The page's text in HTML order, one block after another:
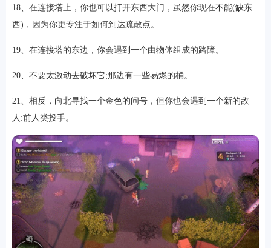
18、在连接塔上，你也可以打开东西大门，虽然你现在不能(缺东
西)，因为你更专注于如何到达疏散点。
19、在连接塔的东边，你会遇到一个由物体组成的路障。
20、不要太激动去破坏它;那边有一些易燃的桶。
21、相反，向北寻找一个金色的问号，但你也会遇到一个新的敌
人:前人类投手。